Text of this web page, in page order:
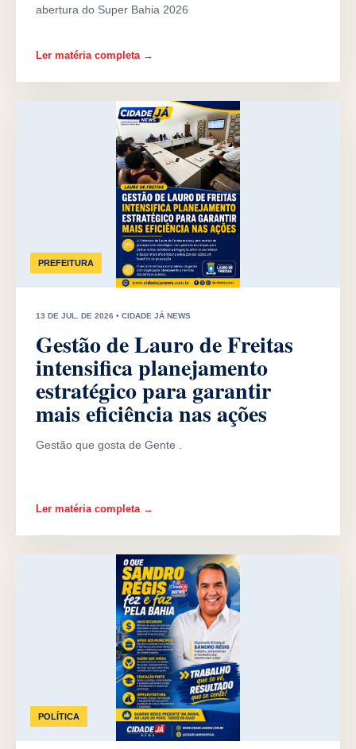
abertura do Super Bahia 2026
Ler matéria completa →
PREFEITURA
13 DE JUL. DE 2026 • CIDADE JÁ NEWS
Gestão de Lauro de Freitas
intensifica planejamento
estratégico para garantir
mais eficiência nas ações
Gestão que gosta de Gente .
Ler matéria completa →
POLÍTICA